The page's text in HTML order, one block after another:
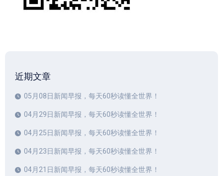
近期文章
05月08日新闻早报，每天60秒读懂全世界！
04月29日新闻早报，每天60秒读懂全世界！
04月25日新闻早报，每天60秒读懂全世界！
04月23日新闻早报，每天60秒读懂全世界！
04月21日新闻早报，每天60秒读懂全世界！